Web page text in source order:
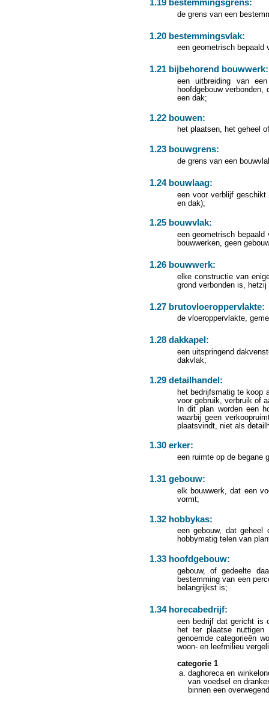
1.19 bestemmingsgrens:
de grens van een
1.20 bestemmingsvlak:
een geometrisch bepaald
1.21 bijbehorend bouwwerk:
een uitbreiding van
hoofdgebouw
een dak;
1.22 bouwen:
het plaatsen, het geheel
1.23 bouwgrens:
de grens van een
1.24 bouwlaag:
een voor verblijf geschikt
en dak);
1.25 bouwvlak:
een geometrisch
bouwwerken, geen
1.26 bouwwerk:
elke constructie van
grond verbonden is,
1.27 brutovloeroppervlakte:
de vloeroppervlakte,
1.28 dakkapel:
een uitspringend
dakvlak;
1.29 detailhandel:
het bedrijfsmatig te koop
voor gebruik, verbruik of
In dit plan worden een
waarbij geen
plaatsvindt, niet als
1.30 erker:
een ruimte op de begane
1.31 gebouw:
elk bouwwerk, dat een
vormt;
1.32 hobbykas:
een gebouw, dat
hobbymatig telen van
1.33 hoofdgebouw:
gebouw, of gedeelte
bestemming van een
belangrijkst is;
1.34 horecabedrijf:
een bedrijf dat gericht is
het ter plaatse nuttigen
genoemde categorieën
woon- en leefmilieu
categorie 1
daghoreca en
van voedsel en
binnen een